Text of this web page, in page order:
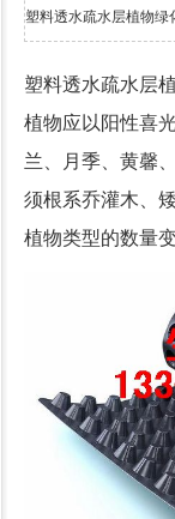
塑料透水疏水层植物绿
塑料透水疏水层
植物应以阳性喜
兰、月季、黄馨
须根系乔灌木、
植物类型的数量